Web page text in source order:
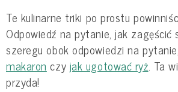
Te kulinarne triki po prostu
Odpowiedź na pytanie, jak
szeregu obok odpowiedzi na pytanie,
makaron czy jak ugotować ryż. Ta
przyda!